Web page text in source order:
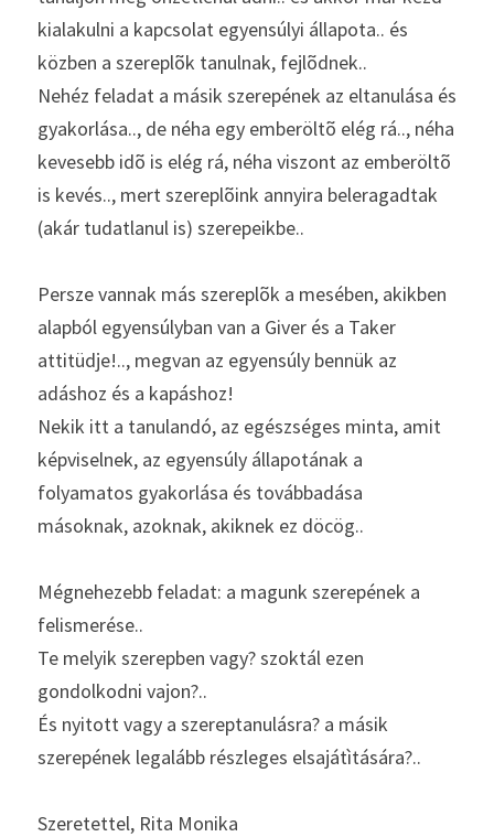
kialakulni a kapcsolat egyensúlyi állapota.. és
közben a szereplõk tanulnak, fejlõdnek..
Nehéz feladat a másik szerepének az eltanulása és
gyakorlása.., de néha egy emberöltõ elég rá.., néha
kevesebb idõ is elég rá, néha viszont az emberöltõ
is kevés.., mert szereplõink annyira beleragadtak
(akár tudatlanul is) szerepeikbe..
Persze vannak más szereplõk a mesében, akikben
alapból egyensúlyban van a Giver és a Taker
attitüdje!.., megvan az egyensúly bennük az
adáshoz és a kapáshoz!
Nekik itt a tanulandó, az egészséges minta, amit
képviselnek, az egyensúly állapotának a
folyamatos gyakorlása és továbbadása
másoknak, azoknak, akiknek ez döcög..
Mégnehezebb feladat: a magunk szerepének a
felismerése..
Te melyik szerepben vagy? szoktál ezen
gondolkodni vajon?..
És nyitott vagy a szereptanulásra? a másik
szerepének legalább részleges elsajátìtására?..
Szeretettel, Rita Monika